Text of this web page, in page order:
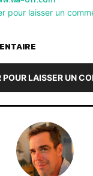
pour laisser un
LAISSER UN